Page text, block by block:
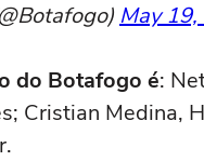
May
do Botafogo é:
Cristian Medina,